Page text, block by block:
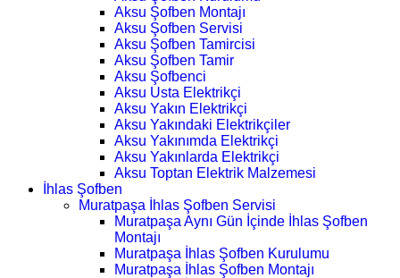
Aksu Şofben Montajı
Aksu Şofben Servisi
Aksu Şofben Tamircisi
Aksu Şofben Tamir
Aksu Şofbenci
Aksu Usta Elektrikçi
Aksu Yakın Elektrikçi
Aksu Yakındaki Elektrikçiler
Aksu Yakınımda Elektrikçi
Aksu Yakınlarda Elektrikçi
Aksu Toptan Elektrik Malzemesi
İhlas Şofben
Muratpaşa İhlas Şofben Servisi
Muratpaşa Aynı Gün İçinde İhlas Şofben
Montajı
Muratpaşa İhlas Şofben Kurulumu
Muratpaşa İhlas Şofben Montajı